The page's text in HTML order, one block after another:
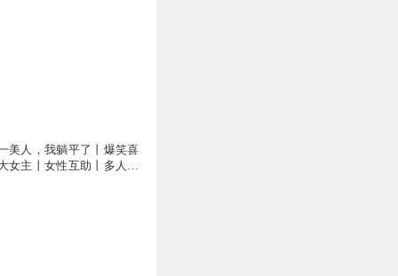
美人，我躺平了丨爆笑喜
女主丨女性互助丨多人有